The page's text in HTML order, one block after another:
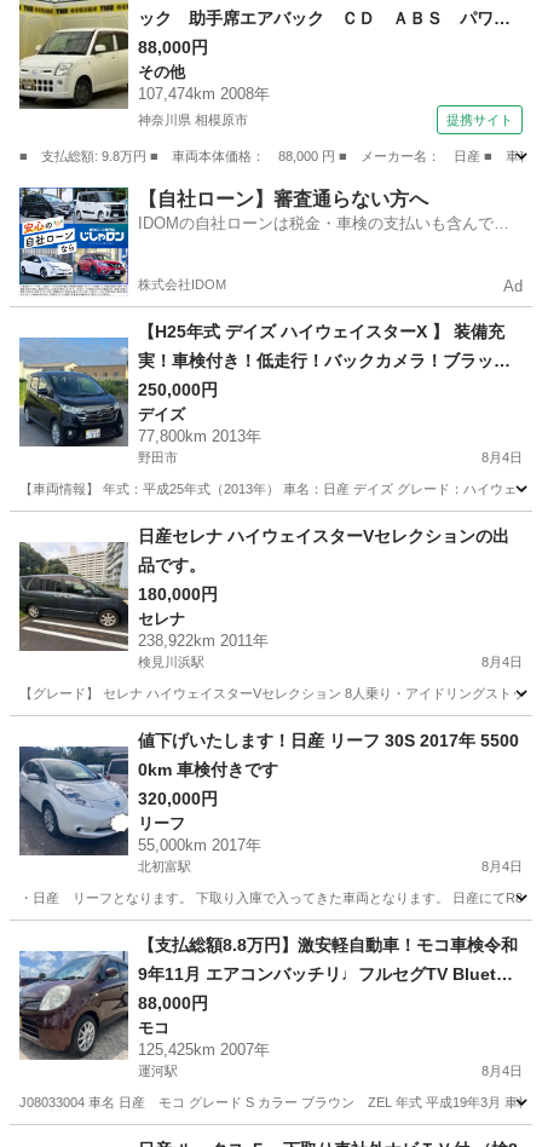
ック 助手席エアバック ＣＤ ＡＢＳ パワー
ステアリング （検9.9）
88,000円
その他
107,474km 2008年
神奈川県 相模原市 提携サイト
■ 支払総額: 9.8万円 ■ 車両本体価格： 88,000 円 ■ メーカー名： 日産 ■ 車
神奈川 相模原市 その他
【自社ローン】審査通らない方へ
IDOMの自社ローンは税金・車検の支払いも含んでい
株式会社IDOM Ad
【H25年式 デイズ ハイウェイスターX 】 装備充
実！車検付き！低走行！バックカメラ！ブラック
カラー！ワンオーナー！
250,000円
デイズ
77,800km 2013年
野田市 8月4日
【車両情報】 年式：平成25年式（2013年） 車名：日産 デイズ グレード：ハイウェ
デイズ エンジン
日産セレナ ハイウェイスターVセレクションの出
品です。
180,000円
セレナ
238,922km 2011年
検見川浜駅 8月4日
【グレード】 セレナ ハイウェイスターVセレクション 8人乗り・アイドリングスト
検見川浜駅 セレナ
値下げいたします！日産 リーフ 30S 2017年 5500
0km 車検付きです
320,000円
リーフ
55,000km 2017年
北初富駅 8月4日
・日産 リーフとなります。 下取り入庫で入ってきた車両となります。 日産にてR8
北初富駅 リーフ
【支払総額8.8万円】激安軽自動車！モコ車検令和
9年11月 エアコンバッチリ♩フルセグTV Bluetoo
th ETC 修復歴無し！内装状態良好！
88,000円
モコ
125,425km 2007年
運河駅 8月4日
J08033004 車名 日産 モコ グレード S カラー ブラウン ZEL 年式 平成19年3月 車検
運河駅 車両